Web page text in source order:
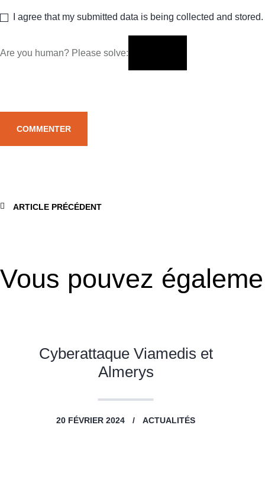
I agree that my submitted data is being collected and
Are you human? Please solve:
ARTICLE PRÉCÉDENT
Vous pouvez
Cyberattaque Viamedis et
Almerys
20 FÉVRIER 2024 ACTUALITÉS